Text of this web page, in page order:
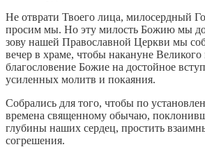
Не отврати Твоего лица, милосердный
просим мы. Но эту милость Божию мы
зову нашей Православной Церкви мы
вечер в храме, чтобы накануне Великого
благословение Божие на достойное
усиленных молитв и покаяния.
Собрались для того, чтобы по
времена священному обычаю,
глубины наших сердец, простить
согрешения.